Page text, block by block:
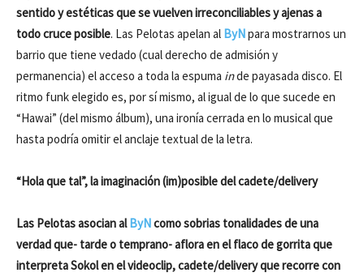
sentido y estéticas que se vuelven irreconciliables y ajenas a
todo cruce posible. Las Pelotas apelan al ByNpara mostrarnos un
barrio que tiene vedado (cual derecho de admisión y
permanencia) el acceso a toda la espuma inde payasada disco. El
ritmo funk elegido es, por sí mismo, al igual de lo que sucede en
“Hawai” (del mismo álbum), una ironía cerrada en lo musical que
hasta podría omitir el anclaje textual de la letra.
“Hola que tal”, la imaginación (im)posible del cadete/delivery
Las Pelotas asocian alByNcomo sobrias tonalidades de una
verdad que- tarde o temprano- aflora en el flaco de gorrita que
interpreta Sokol en el videoclip, cadete/delivery que recorre con